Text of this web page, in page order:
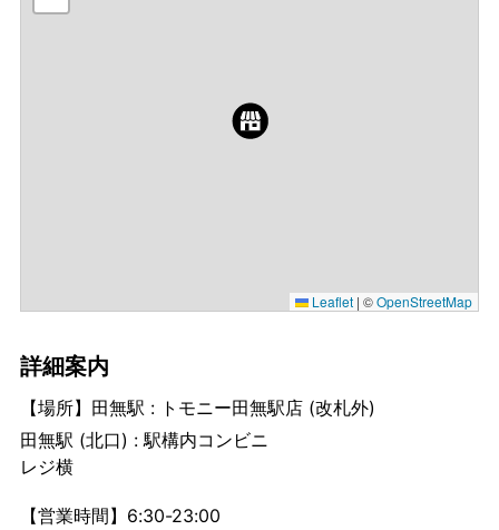
Leaflet | ©OpenStreetMap
詳細案内
【場所】田無駅 : トモニー田無駅店 (改札外)
田無駅 (北口) : 駅構内コンビニ
レジ横
【営業時間】6:30-23:00